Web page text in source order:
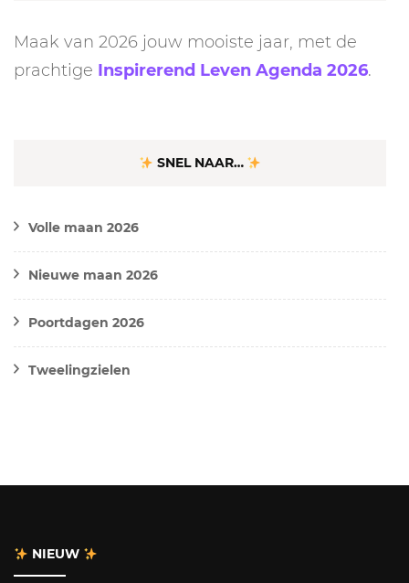
Maak van 2026 jouw mooiste jaar, met de
prachtige Inspirerend Leven Agenda 2026.
SNEL NAAR…
Volle maan 2026
Nieuwe maan 2026
Poortdagen 2026
Tweelingzielen
NIEUW